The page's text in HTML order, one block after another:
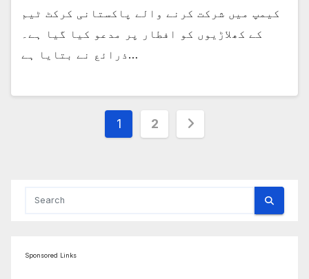
کیمپ میں شرکت کرنے والے پاکستانی کرکٹ ٹیم
کے کھلاڑیوں کو افطار پر مدعو کیا گیا ہے۔
ذرائع نے بتایا ہے…
Posts
1 2
Sponsored Links